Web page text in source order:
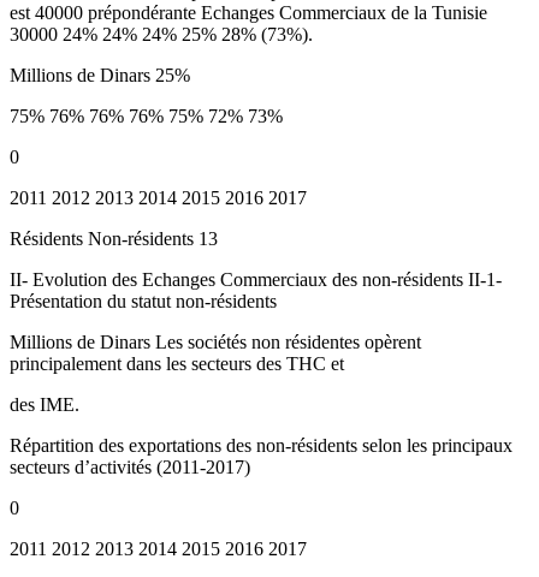
est 40000 prépondérante Echanges Commerciaux de la Tunisie
30000 24% 24% 24% 25% 28% (73%).
Millions de Dinars 25%
75% 76% 76% 76% 75% 72% 73%
0
2011 2012 2013 2014 2015 2016 2017
Résidents Non-résidents 13
II- Evolution des Echanges Commerciaux des non-résidents II-1-
Présentation du statut non-résidents
Millions de Dinars Les sociétés non résidentes opèrent
principalement dans les secteurs des THC et
des IME.
Répartition des exportations des non-résidents selon les principaux
secteurs d’activités (2011-2017)
0
2011 2012 2013 2014 2015 2016 2017